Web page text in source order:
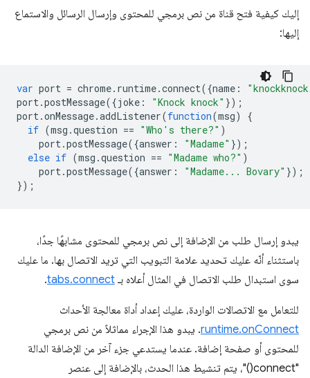
إليك كيفية فتح قناة من نص برمجي للمحتوى وإرسال الرسائل والاستماع
إليها:
var port = chrome. runtime.connect({name :
port.postMessage({joke : "Knock knock" });
port.onMessage.addListener(function(msg)
{
if (msg .question == "Who's there?" )
port.postMessage({answer : "Madame" });
else if (msg .question == "Madame who?" )
port.postMessage({answer : "Madame... Bovary" });
});
يبدو إرسال طلب من الإضافة إلى نص برمجي للمحتوى مشابهًا جدًا،
باستثناء أنّه عليك تحديد علامة التبويب التي تريد الاتصال بها. ما عليك
سوى استبدال طلب الاتصال في المثال أعلاه بـ tabs.connect
.
للتعامل مع الاتصالات الواردة، عليك إعداد أداة معالجة الأحداث
runtime.onConnect. يبدو هذا الإجراء مماثلاً من نص برمجي
للمحتوى أو صفحة إضافة. عندما يستدعي جزء آخر من الإضافة الدالة
"connect()"، يتم تنشيط هذا الحدث، بالإضافة إلى عنصر